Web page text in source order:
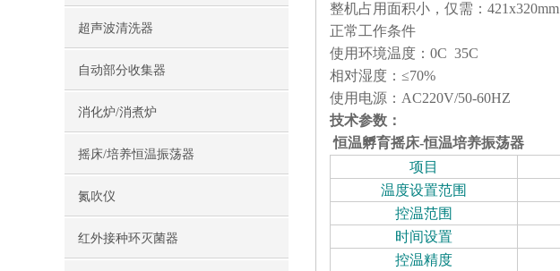
超声波清洗器
自动部分收集器
消化炉/消煮炉
摇床/培养恒温振荡器
氮吹仪
红外接种环灭菌器
整机占用面积小，仅需：421x320mm
正常工作条件
使用环境温度：0C 35C
相对湿度：≤70%
使用电源：AC220V/50-60HZ
技术参数：
恒温孵育摇床-恒温培养振荡器
项目
温度设置范围
控温范围
时间设置
控温精度